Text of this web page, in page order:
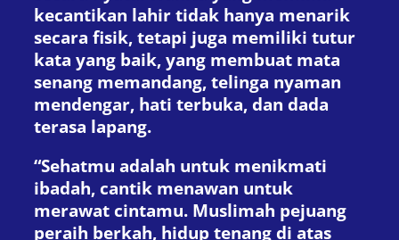
kecantikan lahir tidak hanya menarik
secara fisik, tetapi juga memiliki tutur
kata yang baik, yang membuat mata
senang memandang, telinga nyaman
mendengar, hati terbuka, dan dada
terasa lapang.
“Sehatmu adalah untuk menikmati
ibadah, cantik menawan untuk
merawat cintamu. Muslimah pejuang
peraih berkah, hidup tenang di atas